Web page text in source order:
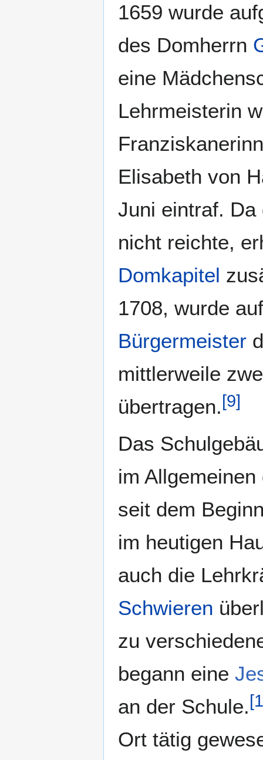
1659 wurde
des Domherrn
eine
Lehrmeisterin
Elisabeth von
Juni eintraf.
nicht reichte,
Domkapitel
1708, wurde
Bürgermeister
mittlerweile
übertragen.[9]
Das
im
seit dem
im heutigen
auch die
Schwieren
zu
begann eine
an der Schule.[
Ort tätig